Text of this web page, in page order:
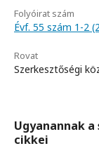
Folyóirat szám
Évf. 55 szám 1-2
Rovat
Szerkesztőségi
Ugyanannak
cikkei